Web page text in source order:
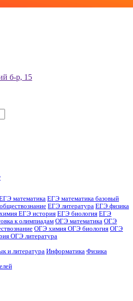
б-р, 15
математика ЕГЭ математика базовый
ЕГЭ литература ЕГЭ физика
ЕГЭ история ЕГЭ биология ЕГЭ
к олимпиадам ОГЭ математика ОГЭ
ОГЭ химия ОГЭ биология ОГЭ
ОГЭ литература
и литература Информатика Физика